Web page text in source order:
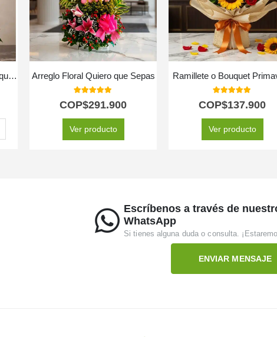
Arreglo GIANNA: 13 Rosas que Simbolizan Amor y Pasión 🌹 Arreglo Floral Quiero que Sepas
5.00
COP$291.900
Ver producto
Ramillete o Bouquet
5.00
COP$137.900
Ver producto
Escríbenos a través de
WhatsApp
Si tienes alguna duda o consulta.
ENVIAR MENSAJE